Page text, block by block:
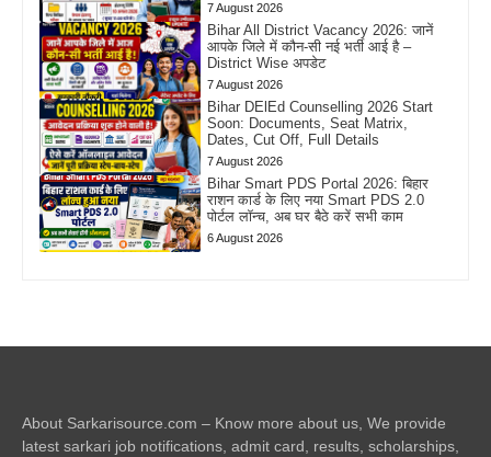
7 August 2026
Bihar All District Vacancy 2026: जानें
आपके जिले में कौन-सी नई भर्ती आई है –
District Wise अपडेट
7 August 2026
Bihar DElEd Counselling 2026 Start
Soon: Documents, Seat Matrix,
Dates, Cut Off, Full Details
7 August 2026
Bihar Smart PDS Portal 2026: बिहार
राशन कार्ड के लिए नया Smart PDS 2.0
पोर्टल लॉन्च, अब घर बैठे करें सभी काम
6 August 2026
About Sarkarisource.com – Know more about us, We provide
latest sarkari job notifications, admit card, results, scholarships,